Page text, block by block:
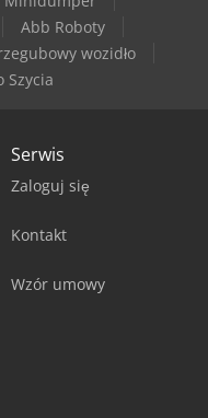
Abb Roboty
wozidło
Szycia
Serwis
Zaloguj się
Kontakt
Wzór umowy